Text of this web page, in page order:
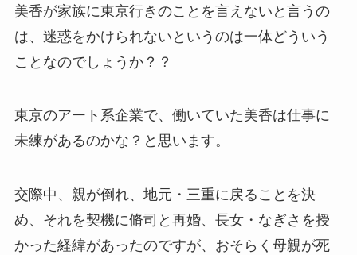
美香が家族に東京行きのことを言えないと言うの
は、迷惑をかけられないというのは一体どういう
ことなのでしょうか？？
東京のアート系企業で、働いていた美香は仕事に
未練があるのかな？と思います。
交際中、親が倒れ、地元・三重に戻ることを決
め、それを契機に脩司と再婚、長女・なぎさを授
かった経緯があったのですが、おそらく母親が死